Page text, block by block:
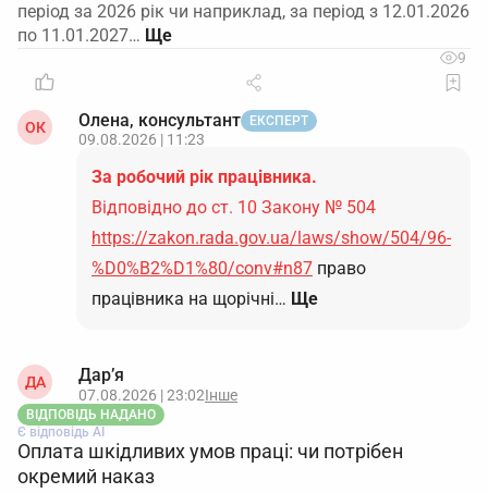
період за 2026 рік чи наприклад, за період з 12.01.2026
по 11.01.2027…
9
ОК Олена, консультант ЕКСПЕРТ
09.08.2026 | 11:23
За робочий рік працівника.
Відповідно до ст. 10 Закону № 504
https://zakon.rada.gov.ua/laws/show/504/96-
%D0%B2%D1%80/conv#n87 право
працівника на щорічні… Ще
ДА Дар’я
07.08.2026 | 23:02Інше
ВІДПОВІДЬ НАДАНО
Є відповідь АІ
Оплата шкідливих умов праці: чи потрібен
окремий наказ